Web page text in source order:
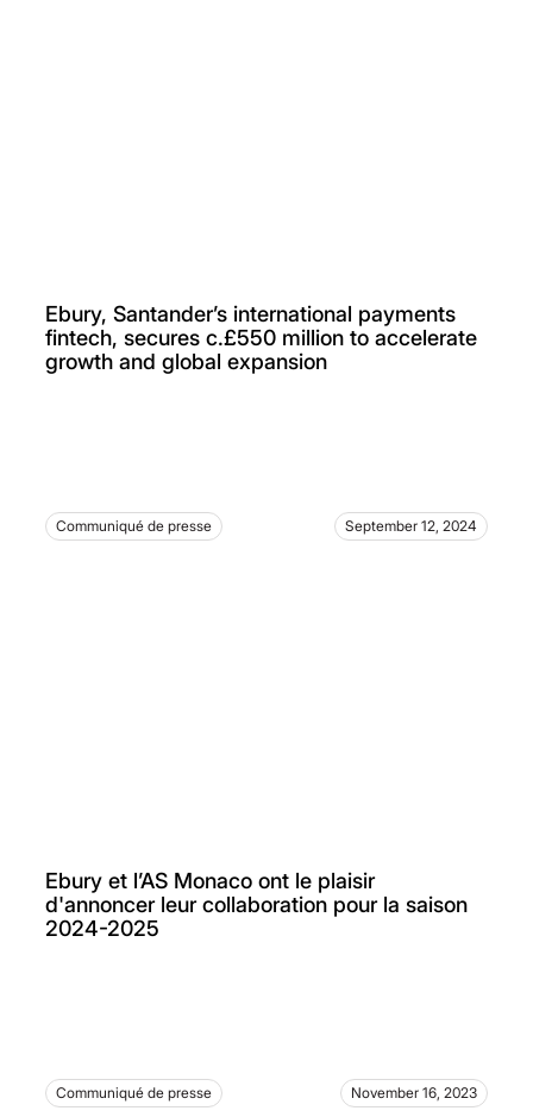
Ebury, Santander’s international payments
fintech, secures c.£550 million to accelerate
growth and global expansion
Communiqué de presse September 12, 2024
Ebury et l’AS Monaco ont le plaisir
d'annoncer leur collaboration pour la saison
2024-2025
Communiqué de presse November 16, 2023